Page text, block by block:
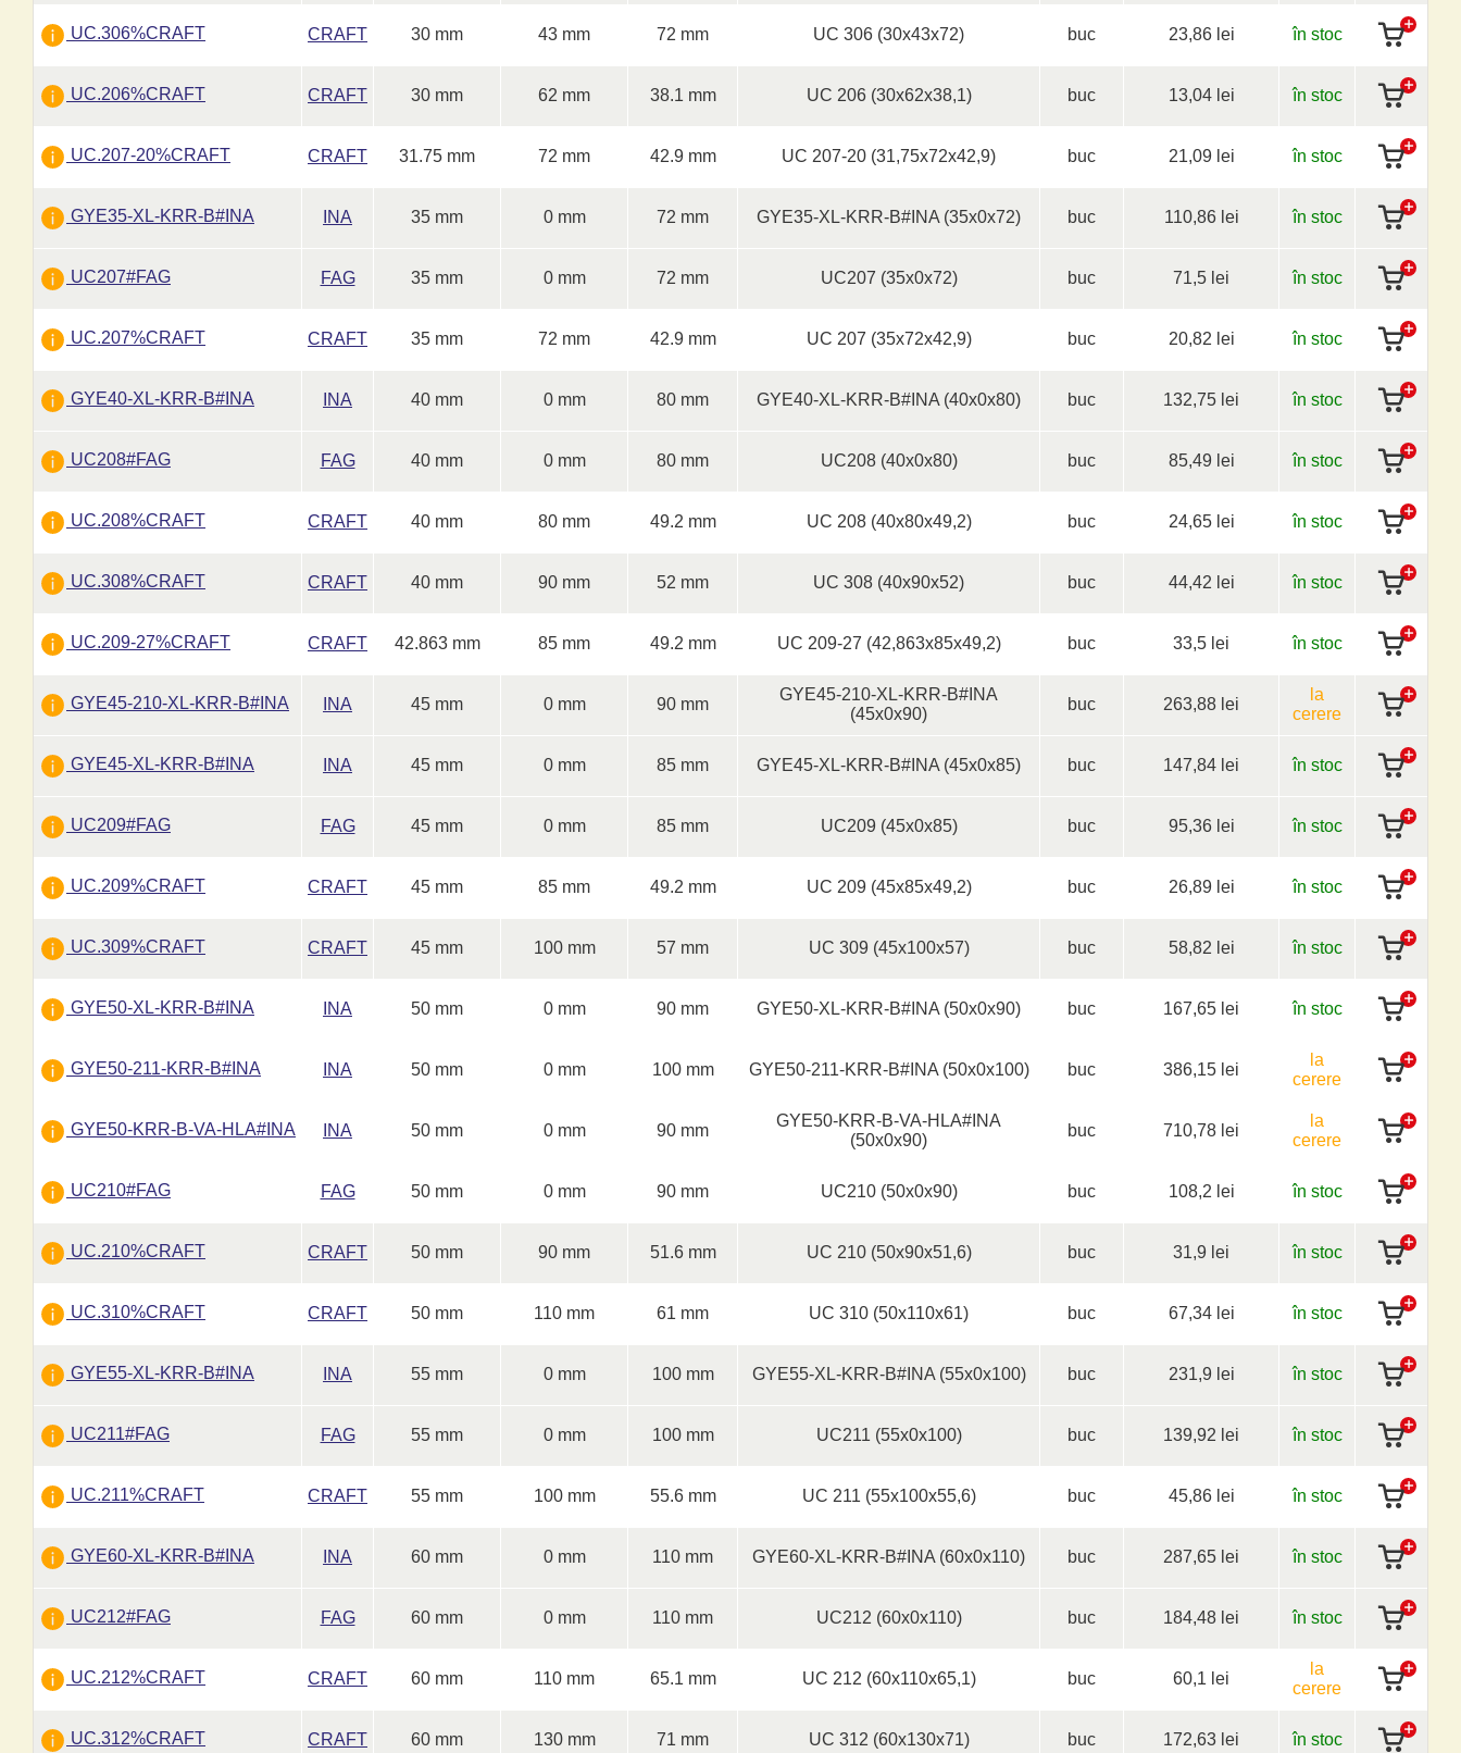
UC.306%CRAFT CRAFT 30 mm 43 mm 72 mm UC 306 (30x43x72) buc 23,86 lei în stoc
UC.206%CRAFT CRAFT 30 mm 62 mm 38.1 mm UC 206 (30x62x38,1) buc 13,04 lei în stoc
UC.207-20%CRAFT CRAFT 31.75 mm 72 mm 42.9 mm UC 207-20 (31,75x72x42,9) buc 21,09 lei în stoc
GYE35-XL-KRR-B#INA INA 35 mm 0 mm 72 mm GYE35-XL-KRR-B#INA (35x0x72) buc 110,86 lei în stoc
UC207#FAG FAG 35 mm 0 mm 72 mm UC207 (35x0x72) buc 71,5 lei în stoc
UC.207%CRAFT CRAFT 35 mm 72 mm 42.9 mm UC 207 (35x72x42,9) buc 20,82 lei în stoc
GYE40-XL-KRR-B#INA INA 40 mm 0 mm 80 mm GYE40-XL-KRR-B#INA (40x0x80) buc 132,75 lei în stoc
UC208#FAG FAG 40 mm 0 mm 80 mm UC208 (40x0x80) buc 85,49 lei în stoc
UC.208%CRAFT CRAFT 40 mm 80 mm 49.2 mm UC 208 (40x80x49,2) buc 24,65 lei în stoc
UC.308%CRAFT CRAFT 40 mm 90 mm 52 mm UC 308 (40x90x52) buc 44,42 lei în stoc
UC.209-27%CRAFT CRAFT 42.863 mm 85 mm 49.2 mm UC 209-27 (42,863x85x49,2) buc 33,5 lei în stoc
GYE45-210-XL-KRR-B#INA INA 45 mm 0 mm 90 mm
GYE45-210-XL-KRR-B#INA
(45x0x90)
buc 263,88 lei
la
cerere
GYE45-XL-KRR-B#INA INA 45 mm 0 mm 85 mm GYE45-XL-KRR-B#INA (45x0x85) buc 147,84 lei în stoc
UC209#FAG FAG 45 mm 0 mm 85 mm UC209 (45x0x85) buc 95,36 lei în stoc
UC.209%CRAFT CRAFT 45 mm 85 mm 49.2 mm UC 209 (45x85x49,2) buc 26,89 lei în stoc
UC.309%CRAFT CRAFT 45 mm 100 mm 57 mm UC 309 (45x100x57) buc 58,82 lei în stoc
GYE50-XL-KRR-B#INA INA 50 mm 0 mm 90 mm GYE50-XL-KRR-B#INA (50x0x90) buc 167,65 lei în stoc
GYE50-211-KRR-B#INA INA 50 mm 0 mm 100 mm GYE50-211-KRR-B#INA (50x0x100) buc 386,15 lei
la
cerere
GYE50-KRR-B-VA-HLA#INA INA 50 mm 0 mm 90 mm
GYE50-KRR-B-VA-HLA#INA
(50x0x90)
buc 710,78 lei
la
cerere
UC210#FAG FAG 50 mm 0 mm 90 mm UC210 (50x0x90) buc 108,2 lei în stoc
UC.210%CRAFT CRAFT 50 mm 90 mm 51.6 mm UC 210 (50x90x51,6) buc 31,9 lei în stoc
UC.310%CRAFT CRAFT 50 mm 110 mm 61 mm UC 310 (50x110x61) buc 67,34 lei în stoc
GYE55-XL-KRR-B#INA INA 55 mm 0 mm 100 mm GYE55-XL-KRR-B#INA (55x0x100) buc 231,9 lei în stoc
UC211#FAG FAG 55 mm 0 mm 100 mm UC211 (55x0x100) buc 139,92 lei în stoc
UC.211%CRAFT CRAFT 55 mm 100 mm 55.6 mm UC 211 (55x100x55,6) buc 45,86 lei în stoc
GYE60-XL-KRR-B#INA INA 60 mm 0 mm 110 mm GYE60-XL-KRR-B#INA (60x0x110) buc 287,65 lei în stoc
UC212#FAG FAG 60 mm 0 mm 110 mm UC212 (60x0x110) buc 184,48 lei în stoc
UC.212%CRAFT CRAFT 60 mm 110 mm 65.1 mm UC 212 (60x110x65,1) buc 60,1 lei
la
cerere
UC.312%CRAFT CRAFT 60 mm 130 mm 71 mm UC 312 (60x130x71) buc 172,63 lei în stoc